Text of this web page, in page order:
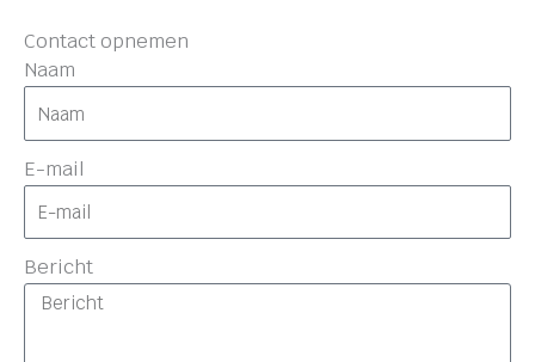
Contact opnemen
Naam
E-mail
Bericht